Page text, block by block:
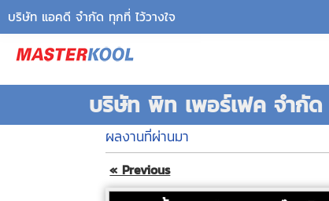
บริษัท แอคดี จำกัด ทุกที่ ไว้วางใจ
บริษัท พิท เพอร์เฟค จำกัด
ผลงานที่ผ่านมา
« Previous